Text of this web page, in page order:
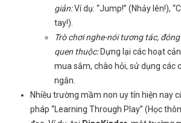
giản:Ví dụ: “Jump!” (Nhảy lên!),
tay!).
Trò chơi nghe-nói tương tác,
quen thuộc:Dựng lại các hoạt
mua sắm, chào hỏi, sử dụng các
ngắn.
Nhiều trường mầm non uy tín hiện nay
pháp “Learning Through Play” (Học